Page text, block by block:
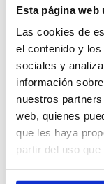
Esta página web
Las cookies de
el contenido y
sociales y
información
nuestros
web, quienes
que les haya
partir del uso
Helado